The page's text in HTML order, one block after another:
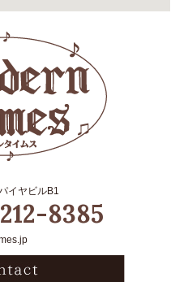
イヤビルB1
8385